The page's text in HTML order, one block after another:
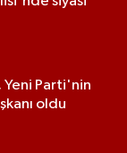
Yeni Parti'nin
oldu